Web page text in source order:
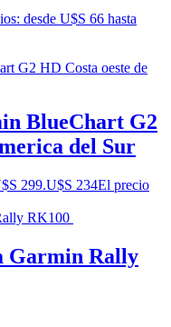
desde U$S 66 hasta
BlueChart G2
del Sur
299.U$S 234El precio
Garmin Rally